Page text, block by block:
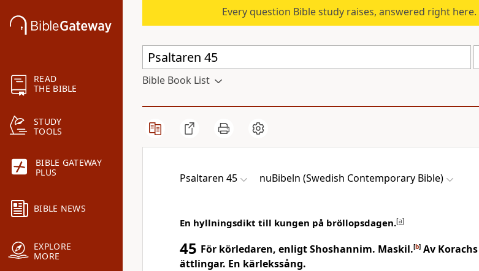
READ
THE BIBLE
STUDY
TOOLS
BIBLE GATEWAY
PLUS
BIBLE NEWS
EXPLORE
MORE
Every question Bible study raises, answered right here.
Bible Book List
Psaltaren 45 nuBibeln (Swedish Contemporary Bible)
En hyllningsdikt till kungen på bröllopsdagen.[a]
45 För körledaren, enligt Shoshannim. Maskil.[b] Av Korachs
ättlingar. En kärlekssång.